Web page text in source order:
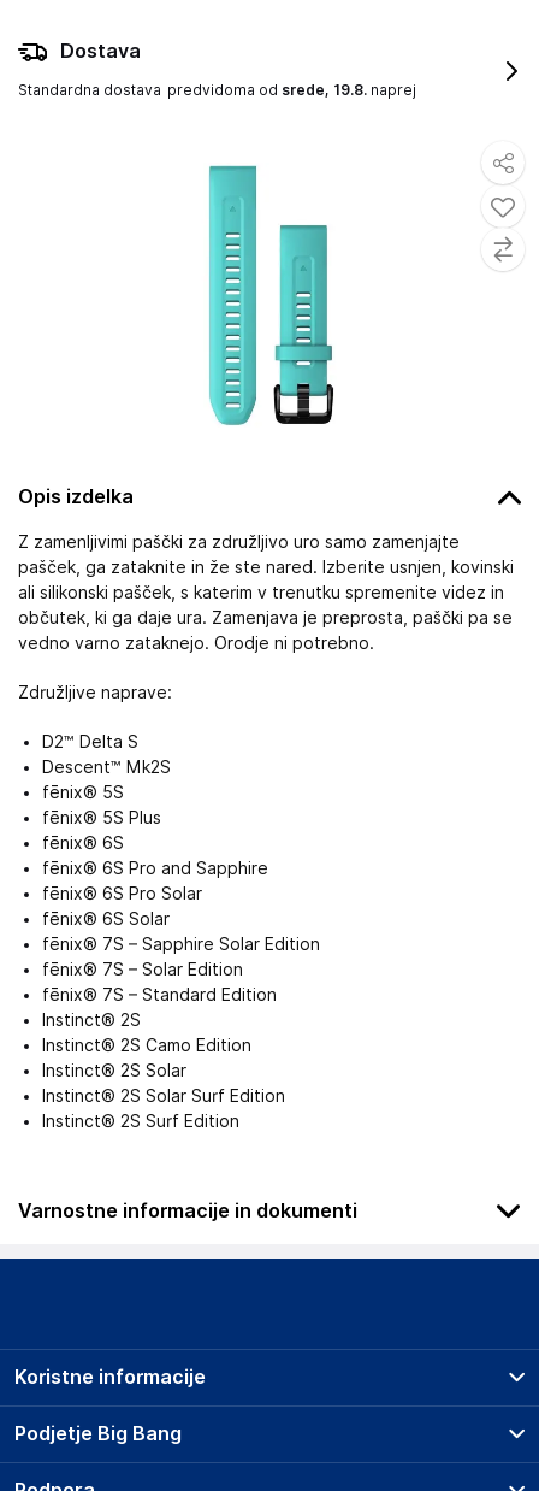
Opis izdelka
Z zamenljivimi paščki za združljivo uro samo zamenjajte
pašček, ga zataknite in že ste nared. Izberite usnjen, kovinski
ali silikonski pašček, s katerim v trenutku spremenite videz in
občutek, ki ga daje ura. Zamenjava je preprosta, paščki pa se
vedno varno zataknejo. Orodje ni potrebno.
Združljive naprave:
D2™ Delta S
Descent™ Mk2S
fēnix® 5S
fēnix® 5S Plus
fēnix® 6S
fēnix® 6S Pro and Sapphire
fēnix® 6S Pro Solar
fēnix® 6S Solar
fēnix® 7S – Sapphire Solar Edition
fēnix® 7S – Solar Edition
fēnix® 7S – Standard Edition
Instinct® 2S
Instinct® 2S Camo Edition
Instinct® 2S Solar
Instinct® 2S Solar Surf Edition
Instinct® 2S Surf Edition
Varnostne informacije in dokumenti
Podatki o proizvajalcu
Garmin Würzburg GmbH
Germany
Dostava
Standardna dostava predvidoma od srede, 19.8. naprej
Podjetje Big Bang
O podjetju
Koristne informacije
Prodajna mesta